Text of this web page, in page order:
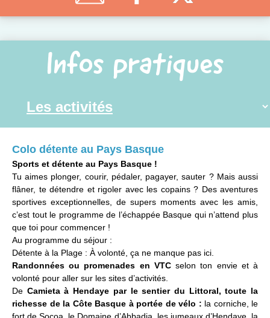
Infos pratiques
Colo détente au Pays Basque
Sports et détente au Pays Basque !
Tu aimes plonger, courir, pédaler, pagayer, sauter ? Mais aussi
flâner, te détendre et rigoler avec les copains ? Des aventures
sportives exceptionnelles, de supers moments avec les amis,
c’est tout le programme de l’échappée Basque qui n’attend plus
que toi pour commencer !
Au programme du séjour :
Détente à la Plage : À volonté, ça ne manque pas ici.
Randonnées ou promenades en VTCselon ton envie et à
volonté pour aller sur les sites d’activités.
De Camieta à Hendaye par le sentier du Littoral, toute la
richesse de la Côte Basque à portée de vélo : la corniche, le